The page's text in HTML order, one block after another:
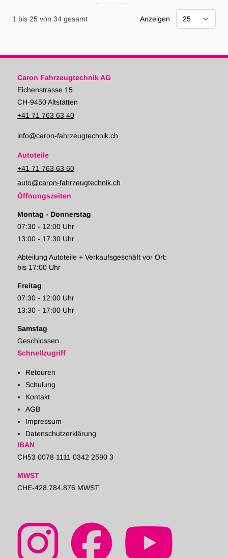
1 bis 25 von 34 gesamt Anzeigen
Caron Fahrzeugtechnik AG
Eichenstrasse 15
CH-9450 Altstätten
+41 71 763 63 40
info@caron-fahrzeugtechnik.ch
Autoteile
+41 71 763 63 60
auto@caron-fahrzeugtechnik.ch
Öffnungszeiten
Montag - Donnerstag
07:30 - 12:00 Uhr
13:00 - 17:30 Uhr
Abteilung Autoteile + Verkaufsgeschäft vor Ort:
bis 17:00 Uhr
Freitag
07:30 - 12:00 Uhr
13:30 - 17:00 Uhr
Samstag
Geschlossen
Schnellzugriff
Retouren
Schulung
Kontakt
AGB
Impressum
Datenschutzerklärung
IBAN
CH53 0078 1111 0342 2590 3
MWST
CHE-428.784.876 MWST